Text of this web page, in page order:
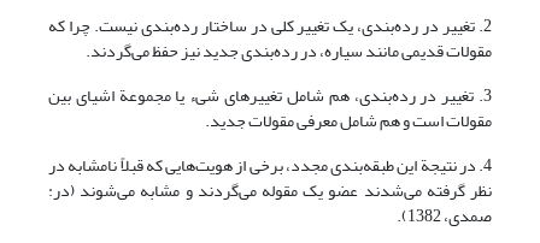
2. تغییر در رده‌بندی، یک تغییر کلی در ساختار رده‌بندی نیست. چرا که
مقولات قدیمی مانند سیاره، در رده‌بندی جدید نیز حفظ می‌گردند.
3. تغییر در رده‌بندی، هم شامل تغییرهای شی‌ء یا مجموعة اشیای بین
مقولات است و هم شامل معرفی مقولات جدید.
4. در نتیجة این طبقه‌بندی مجدد، برخی از هویت‌هایی که قبلاً نامشابه در
نظر گرفته می‌شدند عضو یک مقوله می‌گردند و مشابه می‌شوند (در:
صمدی، 1382).